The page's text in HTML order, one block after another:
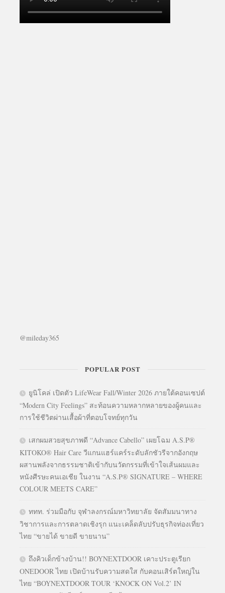
@mileday365
POPULAR POST
ยูนิโคล่ เปิดตัว LifeWear Fall/Winter 2026 ภายใต้คอนเซปต์
“Modern City Feelings” สะท้อนความหลากหลายของผู้คนและ
การใช้ชีวิตผ่านเสื้อผ้าที่ตอบโจทย์ทุกวัน
เสกผมสวยสุขภาพดี “Advance Cabello” เผยโฉม A.S.P®
KITOKO® Hair Care วีแกนแฮร์แคร์ระดับลักชัวรีจากอังกฤษ
ผสานพลังจากธรรมชาติเข้ากับนวัตกรรมที่เข้าใจเส้นผมและ
หนังศีรษะคนเอเชีย ในงาน “A.S.P® SIGNATURE – WHERE
COLOUR MEETS CARE”
ททท. ร่วมมือกับ จุฬาลงกรณ์มหาวิทยาลัย จัดสัมมนาทาง
วิชาการและการตลาดเชิงรุก แนะเคล็ดลับปรับธุรกิจท่องเที่ยว
ไทย “ขายได้ ขายดี ขายนาน”
ถึงคิวเด็กข้างบ้าน!! BOYNEXTDOOR เคาะประตูเรียก
ONEDOOR ไทย เปิดบ้านรับความสดใส กับคอนเสิร์ตใหญ่ใน
ไทย “BOYNEXTDOOR TOUR ‘KNOCK ON Vol.2’ IN